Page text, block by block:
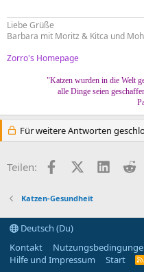
Liebe Grüße
Barbara mit Moritz & Kitca und
Zorro's Homepage
"Katzen wurden in die Welt
alle Dinge seien
Für weitere Antworten
Teilen: FacebookX (Twitter)
Katzen-Gesundheit
Deutsch (Du)
Kontakt
Hilfe und Impressum
Start